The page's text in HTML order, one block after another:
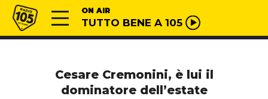
Vai al contenuto
Radio 105 ON AIR
TUTTO BENE A 105
Cesare Cremonini, è lui il
dominatore dell’estate